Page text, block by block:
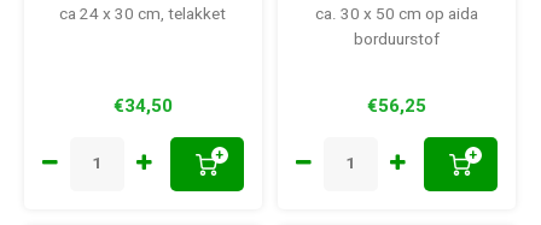
ca 24 x 30 cm, telakket
€34,50
+
ca. 30 x 50 cm op aida
borduurstof
€56,25
+